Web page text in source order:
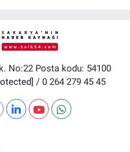
No:22 Posta kodu: 54100
/ 0 264 279 45 45